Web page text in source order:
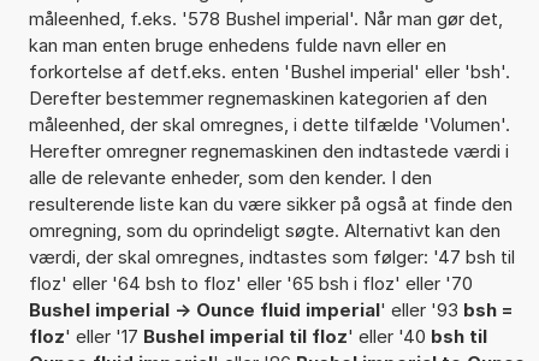
måleenhed, f.eks. '578 Bushel imperial'. Når man gør det,
kan man enten bruge enhedens fulde navn eller en
forkortelse af detf.eks. enten 'Bushel imperial' eller 'bsh'.
Derefter bestemmer regnemaskinen kategorien af den
måleenhed, der skal omregnes, i dette tilfælde 'Volumen'.
Herefter omregner regnemaskinen den indtastede værdi i
alle de relevante enheder, som den kender. I den
resulterende liste kan du være sikker på også at finde den
omregning, som du oprindeligt søgte. Alternativt kan den
værdi, der skal omregnes, indtastes som følger: '47 bsh til
floz' eller '64 bsh to floz' eller '65 bsh i floz' eller '70
Bushel imperial -> Ounce fluid imperial' eller '93 bsh =
floz' eller '17 Bushel imperial til floz' eller '40 bsh til